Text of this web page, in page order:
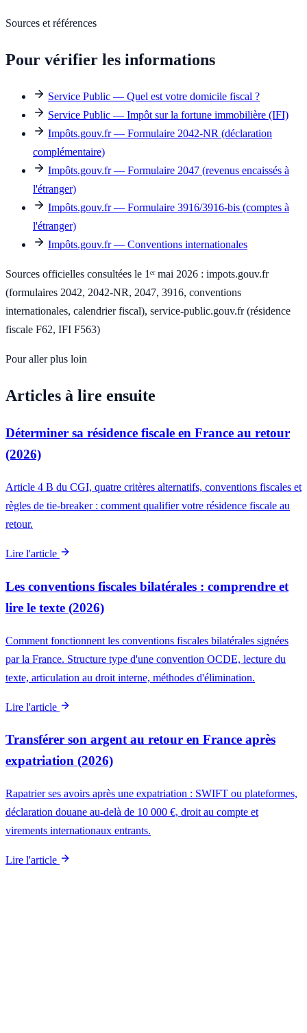
Sources et références
Pour vérifier les informations
Service Public — Quel est votre domicile fiscal ?
Service Public — Impôt sur la fortune immobilière (IFI)
Impôts.gouv.fr — Formulaire 2042-NR (déclaration
complémentaire)
Impôts.gouv.fr — Formulaire 2047 (revenus encaissés à
l'étranger)
Impôts.gouv.fr — Formulaire 3916/3916-bis (comptes à
l'étranger)
Impôts.gouv.fr — Conventions internationales
Sources officielles consultées le 1ᵉʳ mai 2026 : impots.gouv.fr
(formulaires 2042, 2042-NR, 2047, 3916, conventions
internationales, calendrier fiscal), service-public.gouv.fr (résidence
fiscale F62, IFI F563)
Pour aller plus loin
Articles à lire ensuite
Déterminer sa résidence fiscale en France au retour
(2026)
Article 4 B du CGI, quatre critères alternatifs, conventions fiscales et
règles de tie-breaker : comment qualifier votre résidence fiscale au
retour.
Lire l'article
Les conventions fiscales bilatérales : comprendre et
lire le texte (2026)
Comment fonctionnent les conventions fiscales bilatérales signées
par la France. Structure type d'une convention OCDE, lecture du
texte, articulation au droit interne, méthodes d'élimination.
Lire l'article
Transférer son argent au retour en France après
expatriation (2026)
Rapatrier ses avoirs après une expatriation : SWIFT ou plateformes,
déclaration douane au-delà de 10 000 €, droit au compte et
virements internationaux entrants.
Lire l'article